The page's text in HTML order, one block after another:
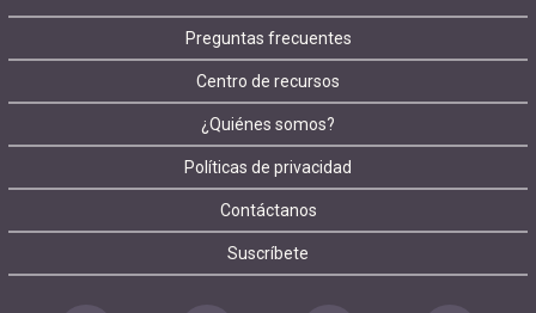
Footer
menu
Preguntas frecuentes
Centro de recursos
¿Quiénes somos?
Políticas de privacidad
Contáctanos
Suscríbete